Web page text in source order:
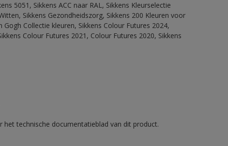
5051, Sikkens ACC naar RAL, Sikkens Kleurselectie
Sikkens Gezondheidszorg, Sikkens 200 Kleuren voor
Collectie kleuren, Sikkens Colour Futures 2024,
Colour Futures 2021, Colour Futures 2020, Sikkens
technische documentatieblad van dit product.